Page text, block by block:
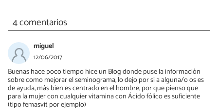
4 comentarios
miguel
12/06/2017
Buenas hace poco tiempo hice un Blog donde puse la información
sobre como mejorar el seminograma, lo dejo por si a alguna/o os es
de ayuda, más bien es centrado en el hombre, por que pienso que
para la mujer con cualquier vitamina con Ácido fólico es suficiente
(tipo femasvit por ejemplo)